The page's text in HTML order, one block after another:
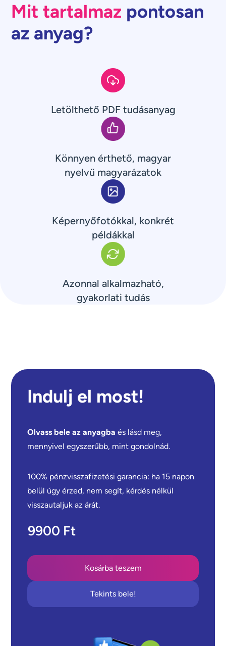
Mit tartalmaz pontosan
az anyag?
Letölthető PDF tudásanyag
Könnyen érthető, magyar
nyelvű magyarázatok
Képernyőfotókkal, konkrét
példákkal
Azonnal alkalmazható,
gyakorlati tudás
Indulj el most!
Olvass bele az anyagba és lásd meg,
mennyivel egyszerűbb, mint gondolnád.
100% pénzvisszafizetési garancia: ha 15 napon
belül úgy érzed, nem segít, kérdés nélkül
visszautaljuk az árát.
9900 Ft
Tekints bele!